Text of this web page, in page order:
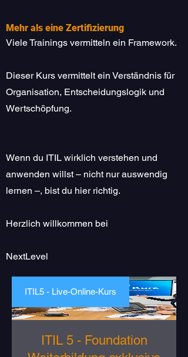
Mehr als eine Zertifizierung
Viele Trainings vermitteln ein Framework.
Dieser Kurs vermittelt ein Verständnis für
Organisation, Entscheidungslogik und
Wertschöpfung.
Wenn du ITIL wirklich verstehen und
anwenden willst – nicht nur auswendig
lernen –, bist du hier richtig.
Herzlich willkommen bei
NextLevel
ITIL5 - Live-Online-Kurs
ITIL 5 - Foundation